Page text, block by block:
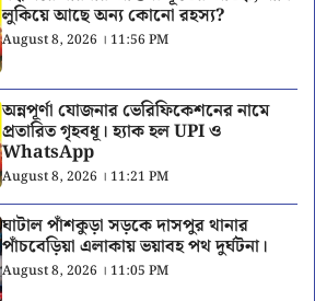
লুকিয়ে আছে অন্য কোনো রহস্য?
August 8, 2026 । 11:56 PM
অন্নপূর্ণা যোজনার ভেরিফিকেশনের নামে
প্রতারিত গৃহবধূ। হ্যাক হল UPI ও
WhatsApp
August 8, 2026 । 11:21 PM
ঘাটাল পাঁশকুড়া সড়কে দাসপুর থানার
পাঁচবেড়িয়া এলাকায় ভয়াবহ পথ দুর্ঘটনা।
August 8, 2026 । 11:05 PM